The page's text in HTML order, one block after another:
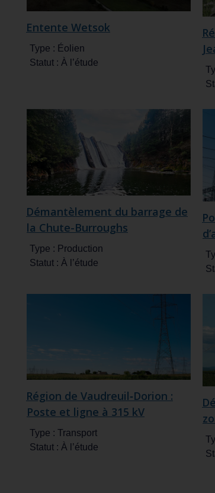
Entente Wetsok
Type : Éolien
Statut : À l’étude
Démantèlement du barrage de
la Chute-Burroughs
Type : Production
Statut : À l’étude
Région de Vaudreuil‑Dorion :
Poste et ligne à 315 kV
Type : Transport
Statut : À l’étude